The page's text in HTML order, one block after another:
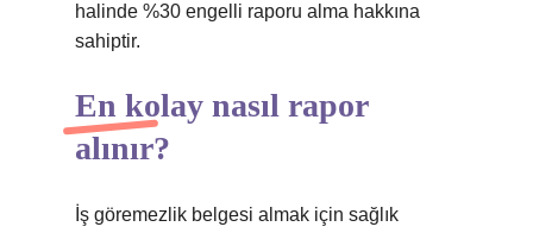
halinde %30 engelli raporu alma hakkına
sahiptir.
En kolay nasıl rapor
alınır?
İş göremezlik belgesi almak için sağlık